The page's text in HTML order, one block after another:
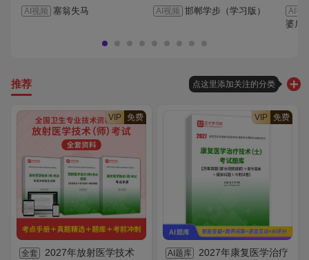
AI视频 塞翁失马 AI视频 邯郸学步（学习版） AI视
婆后
推荐 点这里添加关注的分类
VIP 免费
全套
2027年放射医学技术
VIP 免费
AI题库
2027年康复医学治疗